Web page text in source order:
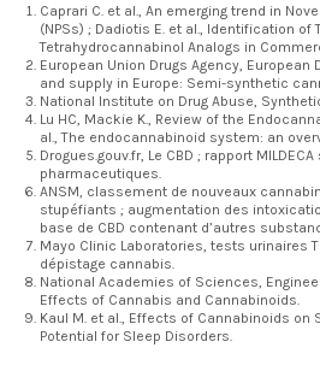
Caprari C. et al., An emerging trend in
(NPSs) ; Dadiotis E. et al., Identification of
Tetrahydrocannabinol Analogs in
European Union Drugs Agency, European
and supply in Europe: Semi-synthetic
National Institute on Drug Abuse,
Lu HC, Mackie K., Review of the
al., The endocannabinoid system: an
Drogues.gouv.fr, Le CBD ; rapport
pharmaceutiques.
ANSM, classement de nouveaux
stupéfiants ; augmentation des
base de CBD contenant d’autres
Mayo Clinic Laboratories, tests urinaires
dépistage cannabis.
National Academies of Sciences,
Effects of Cannabis and Cannabinoids.
Kaul M. et al., Effects of Cannabinoids on
Potential for Sleep Disorders.